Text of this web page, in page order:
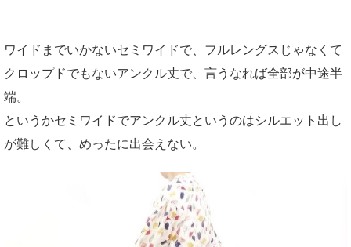
ワイドまでいかないセミワイドで、フルレングスじゃなくて
クロップドでもないアンクル丈で、言うなれば全部が中途半
端。
というかセミワイドでアンクル丈というのはシルエット出し
が難しくて、めったに出会えない。